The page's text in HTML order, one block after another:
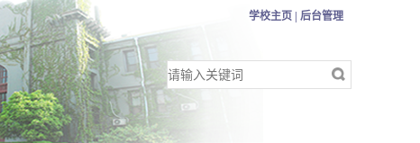
学校主页 | 后台管理